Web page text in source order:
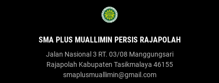
SMA PLUS MUALLIMIN PERSIS RAJAPOLAH
Jalan Nasional 3 RT. 03/08 Manggungsari
Rajapolah Kabupaten Tasikmalaya 46155
smaplusmuallimin@gmail.com